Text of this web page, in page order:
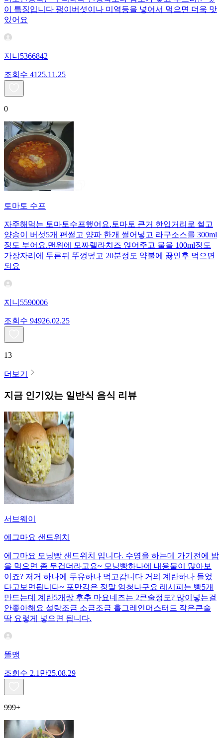
이 특징입니다 팽이버섯이나 미역등을 넣어서 먹으면 더욱 맛
있어요
지니5366842
조회수 41 25.11.25
0
토마토 수프
자주해먹는 토마토수프했어요.토마토 큰거 한입거리로 썰고
양송이 버섯5개 편썰고 양파 한개 썰어넣고 라구소스를 300ml
정도 부어요.맨위에 모짜렐라치즈 얹어주고 물을 100ml정도
가장자리에 두른뒤 뚜껑덮고 20분정도 약불에 끓인후 먹으면
되요
지니5590006
조회수 94926.02.25
13
더보기
지금 인기있는 일반식 음식 리뷰
서브웨이
에그마요 샌드위치
에그마요 모닝빵 샌드위치 입니다. 수영을 하는데 가기전에 밥
을 먹으면 좀 무겁더라고요~ 모닝빵하나에 내용물이 많아보
이죠? 저거 하나에 두유하나 먹고갑니다 거의 계란하나 들었
다고보면됩니다~ 포만감은 정말 엄청나구요 레시피는 빵5개
만드는데 계란5개랑 후추 마요네즈는 2큰술정도? 많이넣는걸
안좋아해요 설탕조금 소금조금 홀그레인머스터드 작은큰술
딱 요렇게 넣으면 됩니다.
똘맹
조회수 2.1만25.08.29
999+